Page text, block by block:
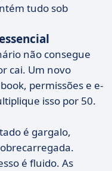
tudo sob
não consegue
cai. Um novo
permissões e e-
isso por 50.
é gargalo,
é fluido. As